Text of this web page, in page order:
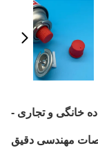
خانگی و تجاری -
مهندسی دقیق